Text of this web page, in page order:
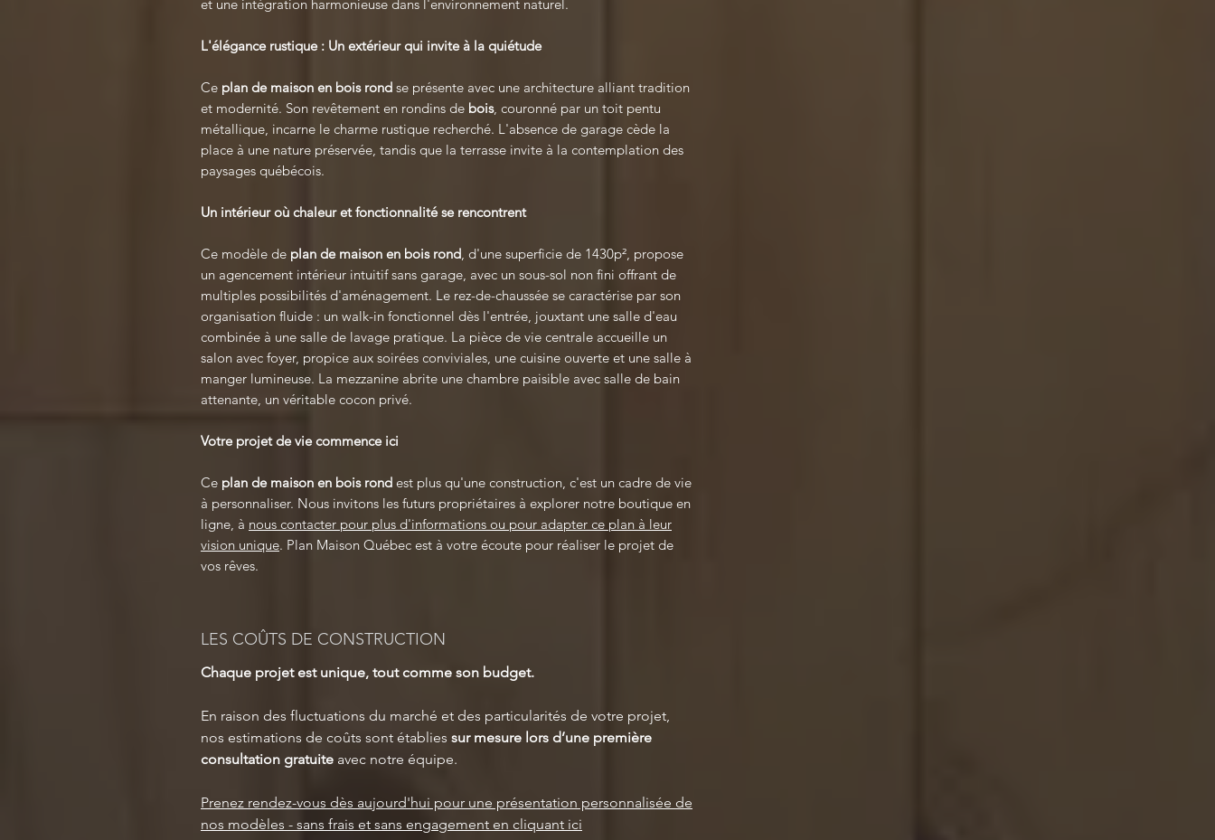
et une intégration harmonieuse dans l'environnement naturel.
L'élégance rustique : Un extérieur qui invite à la quiétude
Ce plan de maison en bois rond se présente avec une architecture alliant tradition
et modernité. Son revêtement en rondins de bois, couronné par un toit pentu
métallique, incarne le charme rustique recherché. L'absence de garage cède la
place à une nature préservée, tandis que la terrasse invite à la contemplation des
paysages québécois.
Un intérieur où chaleur et fonctionnalité se rencontrent
Ce modèle de plan de maison en bois rond, d'une superficie de 1430p², propose
un agencement intérieur intuitif sans garage, avec un sous-sol non fini offrant de
multiples possibilités d'aménagement. Le rez-de-chaussée se caractérise par son
organisation fluide : un walk-in fonctionnel dès l'entrée, jouxtant une salle d'eau
combinée à une salle de lavage pratique. La pièce de vie centrale accueille un
salon avec foyer, propice aux soirées conviviales, une cuisine ouverte et une salle à
manger lumineuse. La mezzanine abrite une chambre paisible avec salle de bain
attenante, un véritable cocon privé.
Votre projet de vie commence ici
Ce plan de maison en bois rond est plus qu'une construction, c'est un cadre de vie
à personnaliser. Nous invitons les futurs propriétaires à explorer notre boutique en
ligne, à nous contacter pour plus d'informations ou pour adapter ce plan à leur
vision unique. Plan Maison Québec est à votre écoute pour réaliser le projet de
vos rêves.
LES COÛTS DE CONSTRUCTION
Chaque projet est unique, tout comme son budget.
En raison des fluctuations du marché et des particularités de votre projet,
nos estimations de coûts sont établies sur mesure lors d’une première
consultation gratuite avec notre équipe.
Prenez rendez-vous dès aujourd'hui pour une présentation personnalisée de
nos modèles - sans frais et sans engagement en cliquant ici